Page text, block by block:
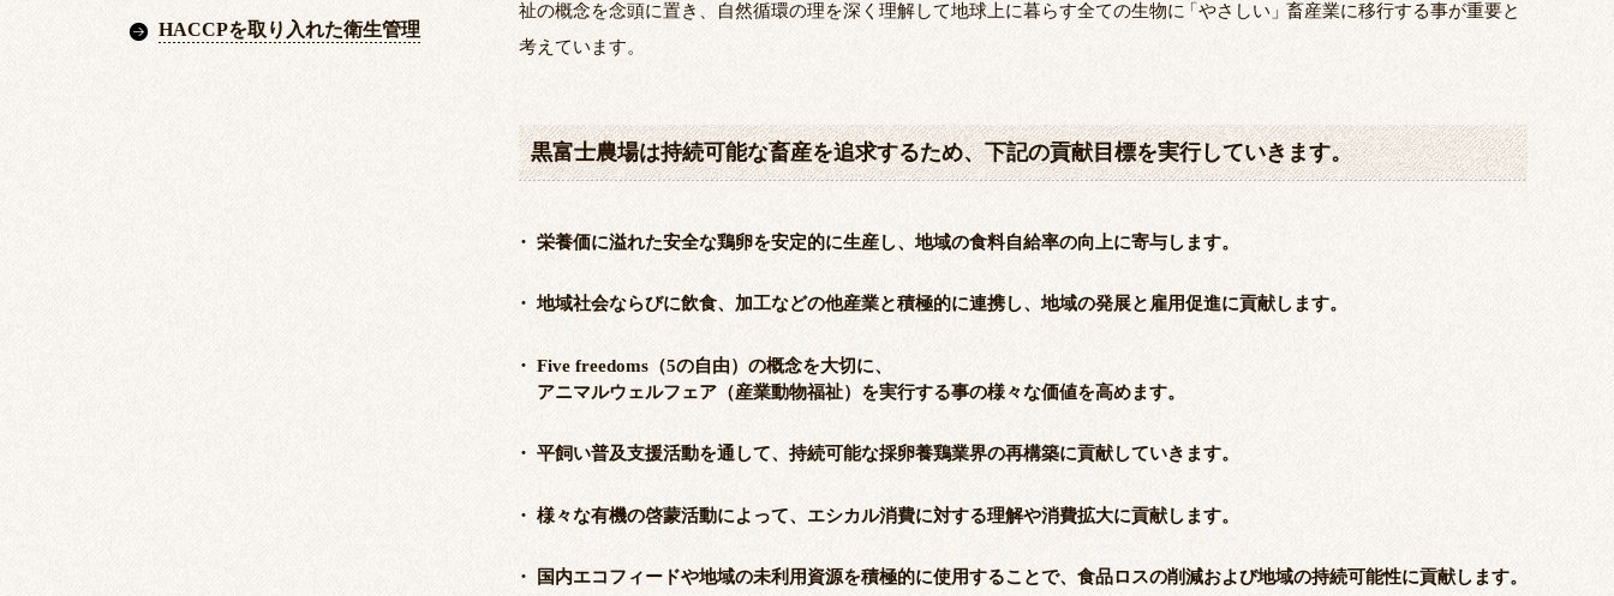
HACCPを取り入れた衛生管理
祉の概念を念頭に置き、自然循環の理を深く理解して地球上に暮らす全ての生物に「 やさしい 」畜産業に移行する事が重要と
考えています。
黒富士農場は持続可能な畜産を追求するため、下記の貢献目標を実行していきます。
栄養価に溢れた安全な鶏卵を安定的に生産し、地域の食料自給率の向上に寄与します。
地域社会ならびに飲食、加工などの他産業と積極的に連携し、地域の発展と雇用促進に貢献します。
Five freedoms（5の自由）の概念を大切に、
アニマルウェルフェア（産業動物福祉）を実行する事の様々な価値を高めます。
平飼い普及支援活動を通して、持続可能な採卵養鶏業界の再構築に貢献していきます。
様々な有機の啓蒙活動によって、エシカル消費に対する理解や消費拡大に貢献します。
国内エコフィードや地域の未利用資源を積極的に使用することで、食品ロスの削減および地域の持続可能性に貢献します。